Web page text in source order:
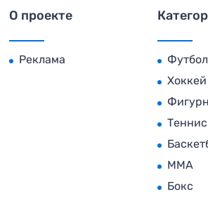
О проекте
Реклама
Футбол
Хоккей
Теннис
MMA
Бокс